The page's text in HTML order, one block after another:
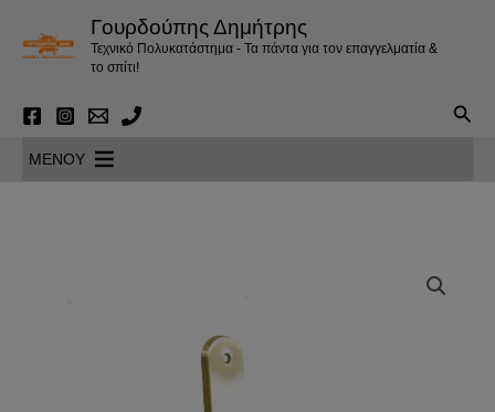
περιεχόμενο
Γουρδούπης Δημήτρης
Τεχνικό Πολυκατάστημα - Τα πάντα για τον επαγγελματία &
το σπίτι!
MENOY